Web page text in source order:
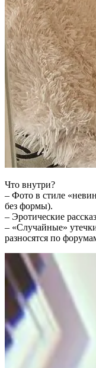
Что внутри?
– Фото в стиле
без формы).
– Эротические
– «Случайные»
разносятся по